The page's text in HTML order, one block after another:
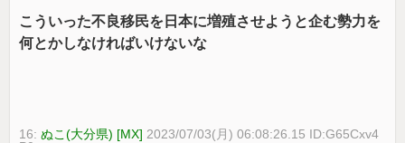
こういった不良移民を日本に増殖させようと企む勢力を
何とかしなければいけないな
16:ぬこ(大分県) [MX] 2023/07/03(月) 06:08:26.15 ID:G65Cxv4